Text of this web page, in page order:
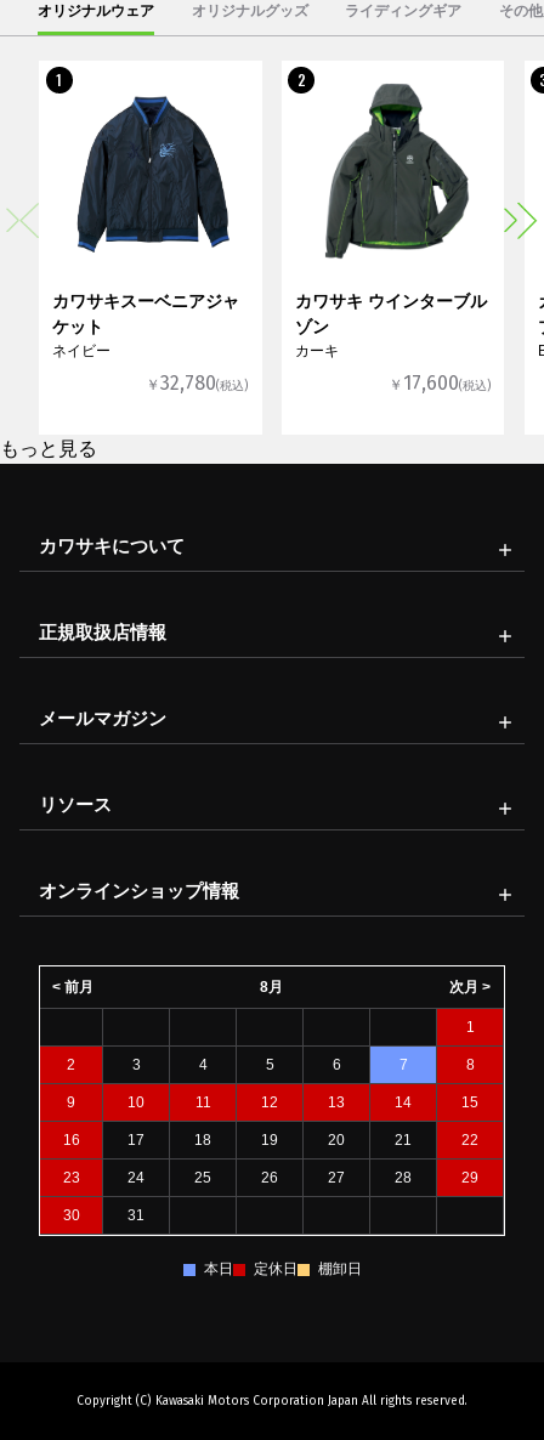
オリジナルウェア オリジナルグッズ ライディングギア その
1
カワサキスーベニアジャ
ケット
ネイビー
￥32,780(税込)
2
カワサキ ウインターブル
ゾン
カーキ
￥ 17,600(税込)
もっと見る
カワサキについて
正規取扱店情報
メールマガジン
リソース
オンラインショップ情報
8月
< 前月 次月 >
1
2 3 4 5 6 7 8
9 10 11 12 13 14 15
16 17 18 19 20 21 22
23 24 25 26 27 28 29
30 31
本日 定休日 棚卸日
Copyright (C) Kawasaki Motors Corporation Japan All rights reserved.